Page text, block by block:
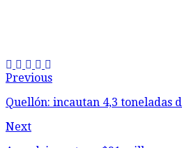
Previous
Quellón: incautan 4,3 toneladas
Next